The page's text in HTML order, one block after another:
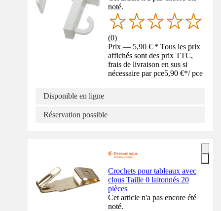
noté.
(0)
Prix — 5,90 € * Tous les prix
affichés sont des prix TTC,
frais de livraison en sus si
nécessaire par pce5,90 €*/ pce
Disponible en ligne
Réservation possible
Crochets pour tableaux avec
clous Taille 0 laitonnés 20
pièces
Cet article n'a pas encore été
noté.